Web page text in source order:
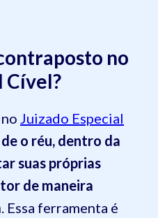
no
Cível?
Juizado Especial
o réu, dentro da
suas próprias
de maneira
. Essa ferramenta é